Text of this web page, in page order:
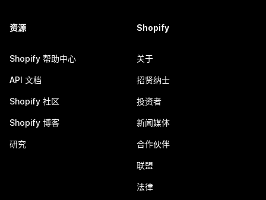
资源
Shopify 帮助中心
API 文档
Shopify 社区
Shopify 博客
研究
Shopify
关于
招贤纳士
投资者
新闻媒体
合作伙伴
联盟
法律